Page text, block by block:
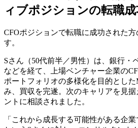
ィブポジションの転職成
CFOポジションで転職に成功された方
す。
Sさん（50代前半／男性）は、銀行・
などを経て、上場ベンチャー企業の
ポートフォリオの多様化を目的とし
み、買収を完遂。次のキャリアを見
ントに相談されました。
「これから成長する可能性がある企